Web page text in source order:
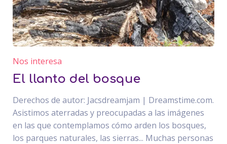
Nos interesa
El llanto del bosque
Derechos de autor: Jacsdreamjam | Dreamstime.com.
Asistimos aterradas y preocupadas a las imágenes
en las que contemplamos cómo arden los bosques,
los parques naturales, las sierras... Muchas personas